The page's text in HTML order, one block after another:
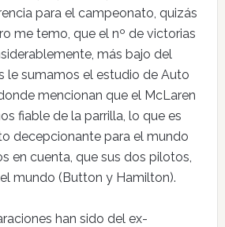
para el campeonato, quizás
me temo, que el nº de victorias
más bajo del
le sumamos el estudio de Auto
mencionan que el McLaren
fiable de la parrilla, lo que es
decepcionante para el mundo
en cuenta, que sus dos pilotos,
mundo (Button y Hamilton).
han sido del ex-